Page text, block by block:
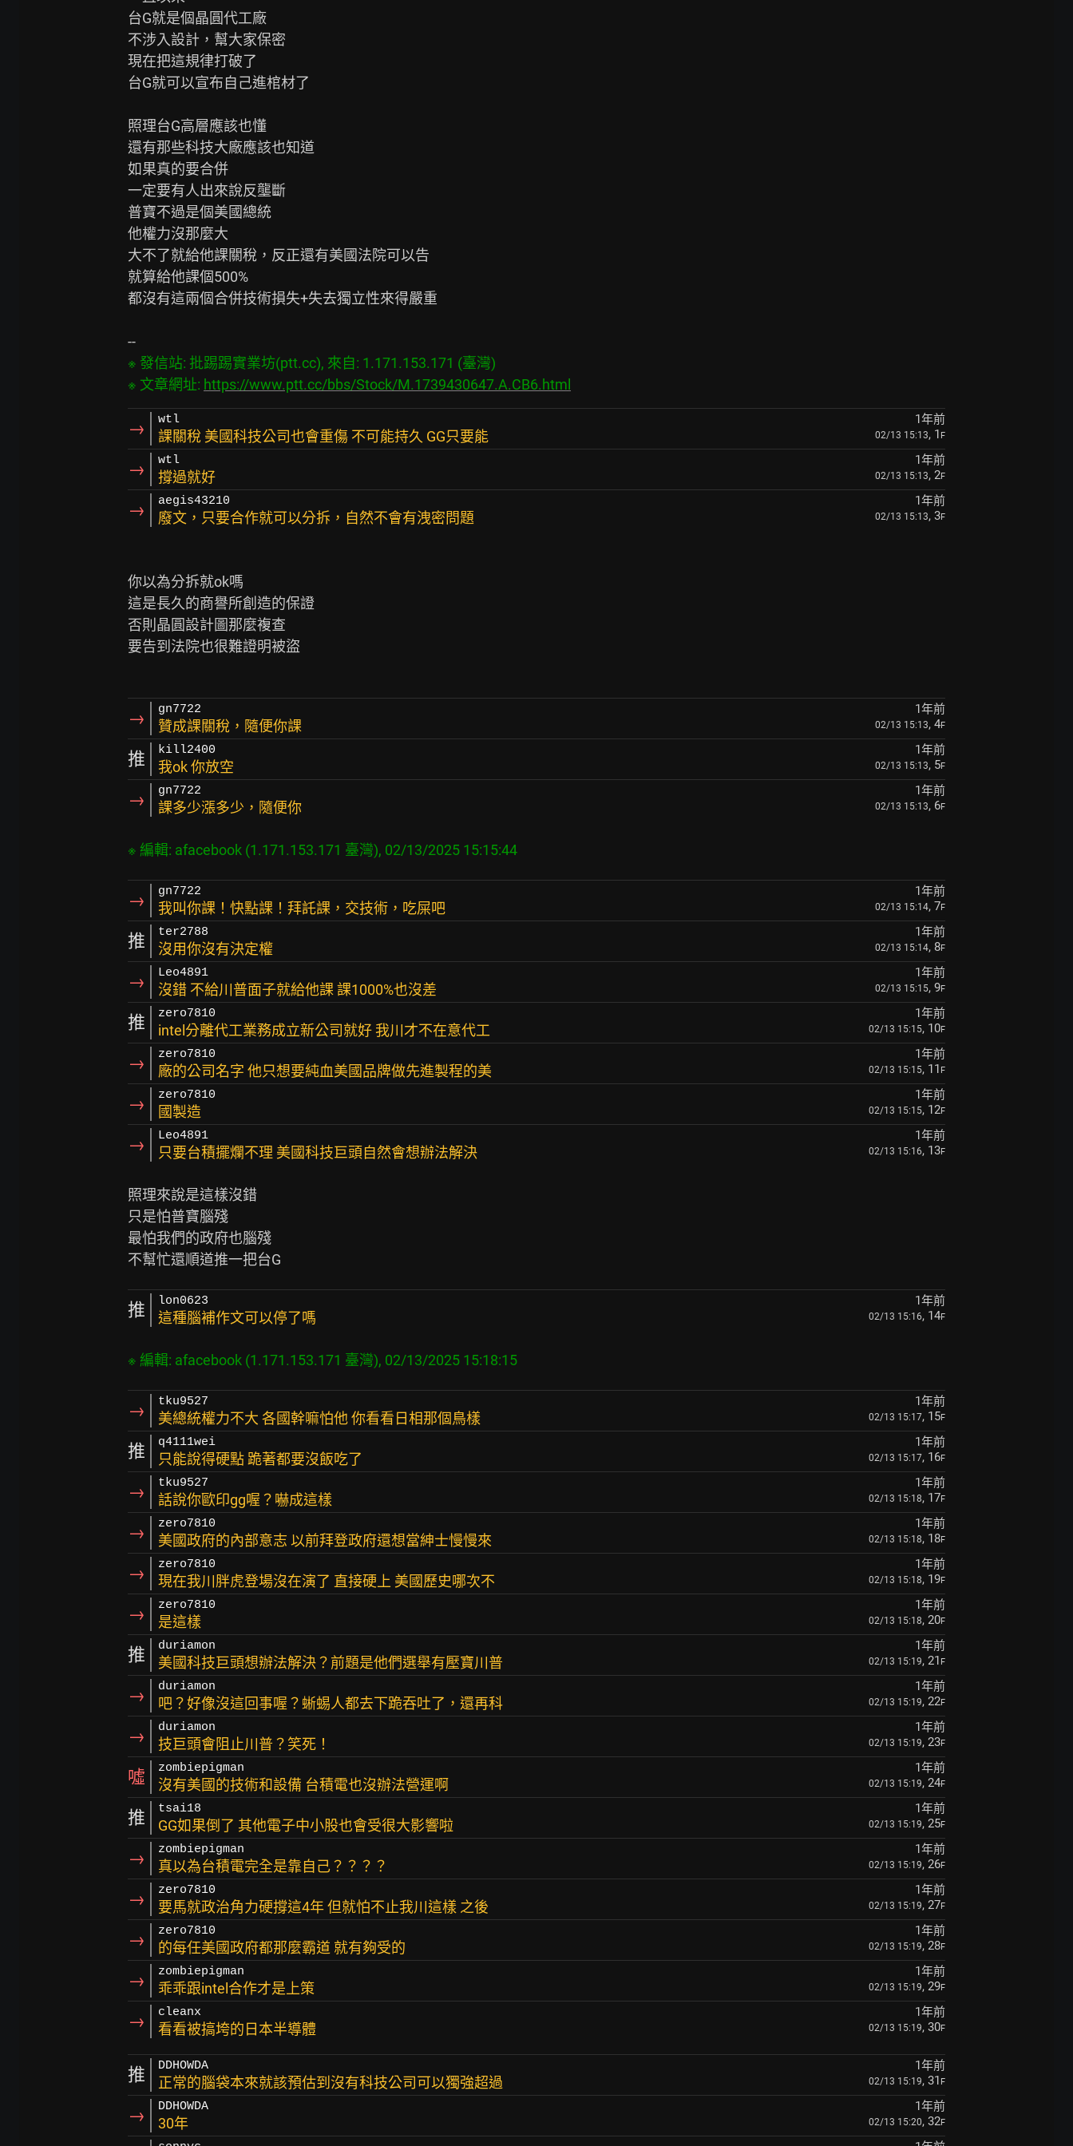
台G就是個晶圓代工廠
不涉入設計，幫大家保密
現在把這規律打破了
台G就可以宣布自己進棺材了
照理台G高層應該也懂
還有那些科技大廠應該也知道
如果真的要合併
一定要有人出來說反壟斷
普寶不過是個美國總統
他權力沒那麼大
大不了就給他課關稅，反正還有美國法院可以告
就算給他課個500%
都沒有這兩個合併技術損失+失去獨立性來得嚴重
※ 發信站: 批踢踢實業坊(ptt.cc), 來自: 1.171.153.171 (臺灣)
※ 文章網址: https://www.ptt.cc/bbs/Stock/M.1739430647.A.CB6.html
→ wtl 1年前
課關稅 美國科技公司也會重傷 不可能持久 GG只要能 02/13 15:13, 1 F
→ wtl 1年前
撐過就好 02/13 15:13, 2F
→ aegis43210 1年前
廢文，只要合作就可以分拆，自然不會有洩密問題 02/13 15:13, 3F
你以為分拆就ok嗎
這是長久的商譽所創造的保證
否則晶圓設計圖那麼複查
要告到法院也很難證明被盜
→ gn7722 1年前
贊成課關稅，隨便你課 02/13 15:13, 4F
推 kill2400 1年前
我ok 你放空 02/13 15:13, 5F
→ gn7722 1年前
課多少漲多少，隨便你 02/13 15:13, 6F
→ gn7722 1年前
我叫你課！快點課！拜託課，交技術，吃屎吧 02/13 15:14, 7F
推 ter2788 1年前
沒用你沒有決定權 02/13 15:14, 8F
→ Leo4891 1年前
沒錯 不給川普面子就給他課 課1000%也沒差 02/13 15:15, 9F
推 zero7810 1年前
intel分離代工業務成立新公司就好 我川才不在意代工 02/13 15:15, 10F
→ zero7810 1年前
廠的公司名字 他只想要純血美國品牌做先進製程的美 02/13 15:15, 11 F
→ zero7810 1年前
國製造 02/13 15:15, 12F
→ Leo4891 1年前
只要台積擺爛不理 美國科技巨頭自然會想辦法解決 02/13 15:16, 13F
照理來說是這樣沒錯
只是怕普寶腦殘
最怕我們的政府也腦殘
推 lon0623 1年前
這種腦補作文可以停了嗎 02/13 15:16, 14F
→ tku9527 1年前
美總統權力不大 各國幹嘛怕他 你看看日相那個鳥樣 02/13 15:17, 15F
推 q4111wei 1年前
只能說得硬點 跪著都要沒飯吃了 02/13 15:17, 16F
→ tku9527 1年前
話說你歐印gg喔？嚇成這樣 02/13 15:18, 17F
→ zero7810 1年前
美國政府的內部意志 以前拜登政府還想當紳士慢慢來 02/13 15:18, 18F
→ zero7810 1年前
現在我川胖虎登場沒在演了 直接硬上 美國歷史哪次不 02/13 15:18, 19F
→ zero7810 1年前
是這樣 02/13 15:18, 20F
推 duriamon 1年前
美國科技巨頭想辦法解決？前題是他們選舉有壓寶川普 02/13 15:19, 21 F
→ duriamon 1年前
吧？好像沒這回事喔？蜥蜴人都去下跪吞吐了，還再科 02/13 15:19, 22F
→ duriamon 1年前
技巨頭會阻止川普？笑死！ 02/13 15:19, 23F
噓 zombiepigman 1年前
沒有美國的技術和設備 台積電也沒辦法營運啊 02/13 15:19, 24F
推 tsai18 1年前
GG如果倒了 其他電子中小股也會受很大影響啦 02/13 15:19, 25F
→ zombiepigman 1年前
真以為台積電完全是靠自己？？？？ 02/13 15:19, 26F
→ zero7810 1年前
要馬就政治角力硬撐這4年 但就怕不止我川這樣 之後 02/13 15:19, 27F
→ zero7810 1年前
的每任美國政府都那麼霸道 就有夠受的 02/13 15:19, 28F
→ zombiepigman 1年前
乖乖跟intel合作才是上策 02/13 15:19, 29F
→ cleanx 1年前
看看被搞垮的日本半導體 02/13 15:19, 30F
推 DDHOWDA 1年前
正常的腦袋本來就該預估到沒有科技公司可以獨強超過 02/13 15:19, 31 F
→ DDHOWDA 1年前
30年 02/13 15:20, 32F